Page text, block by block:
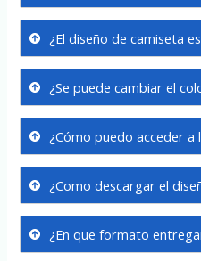
¿El diseño de camiseta
¿Se puede cambiar el
¿Cómo puedo acceder
¿Como descargar el
¿En que formato